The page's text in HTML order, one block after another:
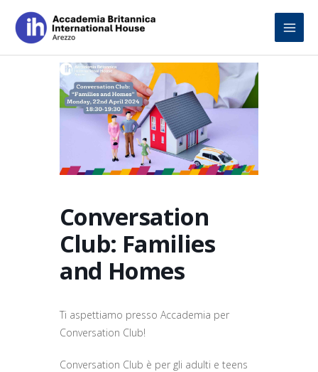
content
Conversation
Club: Families
and Homes
Ti aspettiamo presso Accademia per
Conversation Club!
Conversation Club è per gli adulti e teens